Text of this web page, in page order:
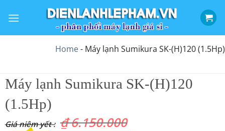
qua
Home- Máy lạnh Sumikura SK-(H)120 (1.5Hp)
Máy lạnh Sumikura SK-(H)120
(1.5Hp)
₫6.150.000